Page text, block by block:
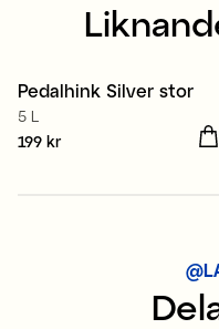
Pedalhink Silver stor
5 L
Pris :199 kr
199 kr